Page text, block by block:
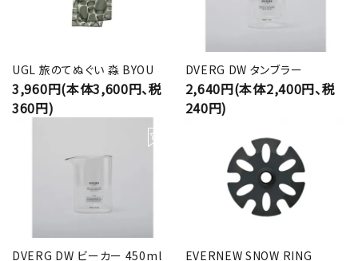
UGL 旅のてぬぐい 淼 BYOU
3,960円(本体3,600円、税
360円)
DVERG DW タンブラー
2,640円(本体2,400円、税
240円)
DVERG DW ビーカー 450ml
EVERNEW SNOW RING